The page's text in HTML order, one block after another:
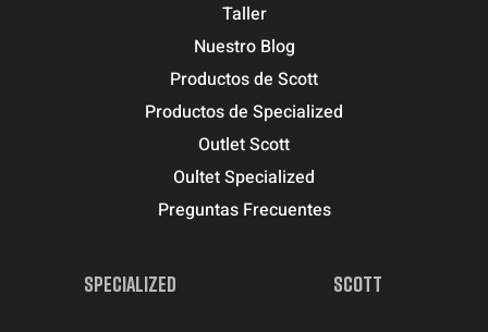
Taller
Nuestro Blog
Productos de Scott
Productos de Specialized
Outlet Scott
Oultet Specialized
Preguntas Frecuentes
SPECIALIZED SCOTT